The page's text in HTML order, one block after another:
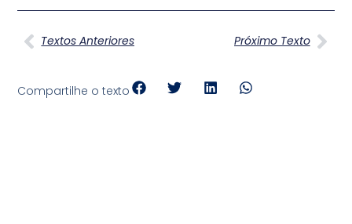
Textos Anteriores Próximo Texto
Compartilhe o texto